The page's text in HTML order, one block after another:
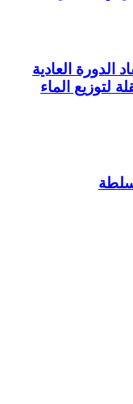
العادية
لتوزيع الماء